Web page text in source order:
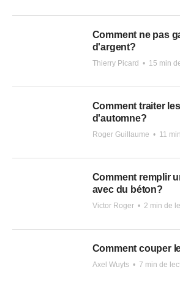
Comment ne pas
d'argent?
Thierry Picard • 15 min
Comment traiter
d'automne?
Roger Guillaume • 11
Comment remplir
avec du béton?
Victor Roger • 2 min de
Comment couper
Axel Wuyts • 7 min de